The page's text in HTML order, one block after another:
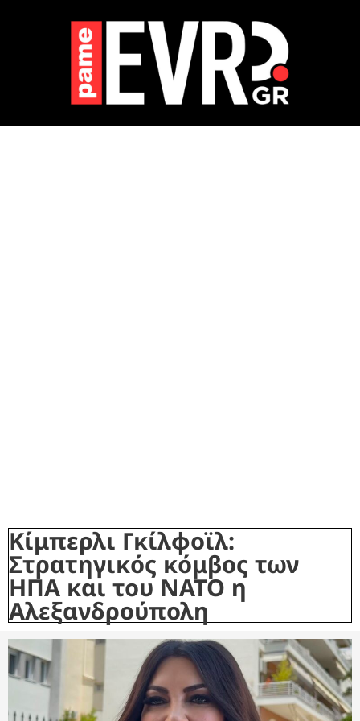
Κίμπερλι Γκίλφοϊλ:
Στρατηγικός κόμβος των
ΗΠΑ και του ΝΑΤΟ η
Αλεξανδρούπολη